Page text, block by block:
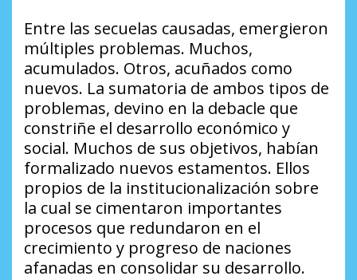
Entre las secuelas causadas, emergieron
múltiples problemas. Muchos,
acumulados. Otros, acuñados como
nuevos. La sumatoria de ambos tipos de
problemas, devino en la debacle que
constriñe el desarrollo económico y
social. Muchos de sus objetivos, habían
formalizado nuevos estamentos. Ellos
propios de la institucionalización sobre
la cual se cimentaron importantes
procesos que redundaron en el
crecimiento y progreso de naciones
afanadas en consolidar su desarrollo.